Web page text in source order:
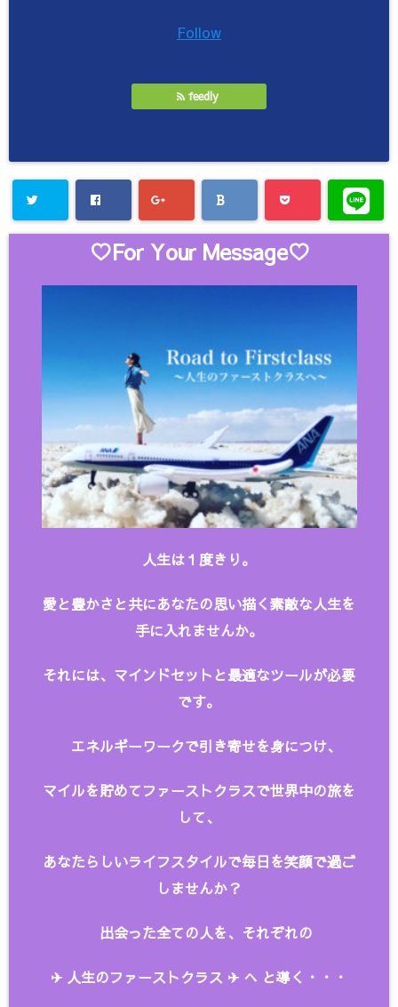
Follow
feedly
♡For Your Message♡
人生は１度きり。
愛と豊かさと共にあなたの思い描く素敵な人生を
手に入れませんか。
それには、マインドセットと最適なツールが必要
です。
エネルギーワークで引き寄せを身につけ、
マイルを貯めてファーストクラスで世界中の旅を
して、
あなたらしいライフスタイルで毎日を笑顔で過ご
しませんか？
出会った全ての人を、 それぞれの
✈︎ 人生のファーストクラス ✈︎ へ と導く・・・